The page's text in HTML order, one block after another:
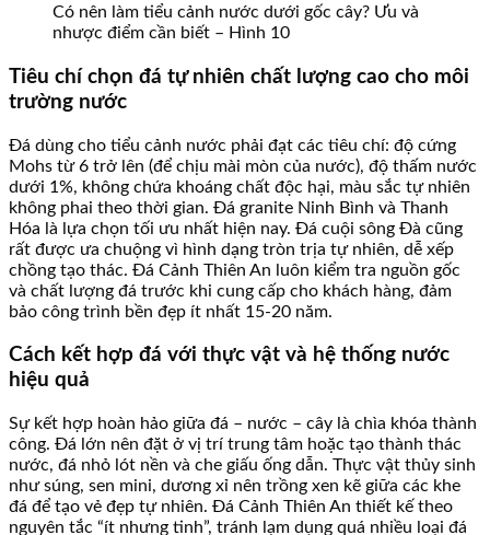
Có nên làm tiểu cảnh nước dưới gốc cây? Ưu và
nhược điểm cần biết – Hình 10
Tiêu chí chọn đá tự nhiên chất lượng cao cho môi
trường nước
Đá dùng cho tiểu cảnh nước phải đạt các tiêu chí: độ cứng
Mohs từ 6 trở lên (để chịu mài mòn của nước), độ thấm nước
dưới 1%, không chứa khoáng chất độc hại, màu sắc tự nhiên
không phai theo thời gian. Đá granite Ninh Bình và Thanh
Hóa là lựa chọn tối ưu nhất hiện nay. Đá cuội sông Đà cũng
rất được ưa chuộng vì hình dạng tròn trịa tự nhiên, dễ xếp
chồng tạo thác. Đá Cảnh Thiên An luôn kiểm tra nguồn gốc
và chất lượng đá trước khi cung cấp cho khách hàng, đảm
bảo công trình bền đẹp ít nhất 15-20 năm.
Cách kết hợp đá với thực vật và hệ thống nước
hiệu quả
Sự kết hợp hoàn hảo giữa đá – nước – cây là chìa khóa thành
công. Đá lớn nên đặt ở vị trí trung tâm hoặc tạo thành thác
nước, đá nhỏ lót nền và che giấu ống dẫn. Thực vật thủy sinh
như súng, sen mini, dương xỉ nên trồng xen kẽ giữa các khe
đá để tạo vẻ đẹp tự nhiên. Đá Cảnh Thiên An thiết kế theo
nguyên tắc “ít nhưng tinh”, tránh lạm dụng quá nhiều loại đá